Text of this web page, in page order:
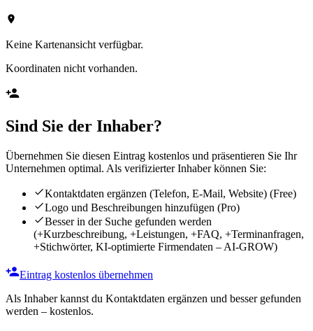
Keine Kartenansicht verfügbar.
Koordinaten nicht vorhanden.
Sind Sie der Inhaber?
Übernehmen Sie diesen Eintrag kostenlos und präsentieren Sie Ihr
Unternehmen optimal. Als verifizierter Inhaber können Sie:
Kontaktdaten ergänzen (Telefon, E-Mail, Website) (Free)
Logo und Beschreibungen hinzufügen (Pro)
Besser in der Suche gefunden werden
(+Kurzbeschreibung, +Leistungen, +FAQ, +Terminanfragen,
+Stichwörter, KI-optimierte Firmendaten – AI-GROW)
Eintrag kostenlos übernehmen
Als Inhaber kannst du Kontaktdaten ergänzen und besser gefunden
werden – kostenlos.